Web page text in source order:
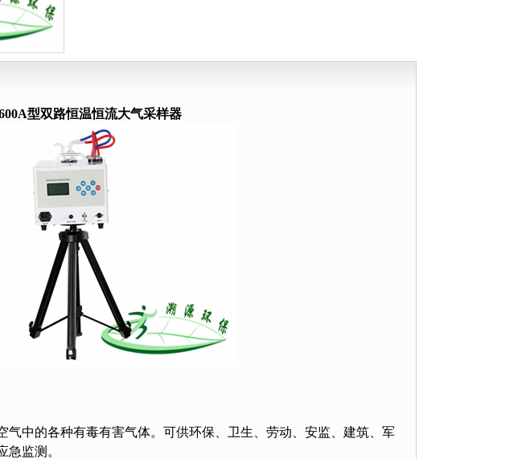
型双路恒温恒流大气采样器
气中的各种有毒有害气体。可供环保、卫生、劳动、安监、建筑、军
监测。